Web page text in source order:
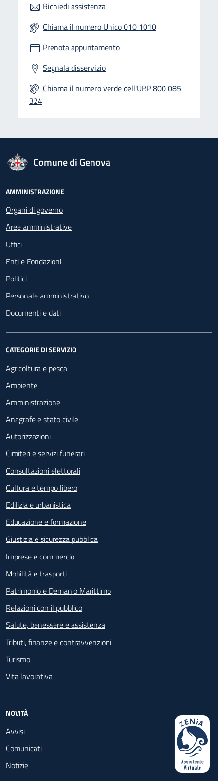
Richiedi assistenza
Chiama il numero Unico 010 1010
Prenota appuntamento
Segnala disservizio
Chiama il numero verde dell'URP 800 085
324
logo Unione Europea
Comune di Genova
Footer - Navigazione
AMMINISTRAZIONE
Organi di governo
Aree amministrative
Uffici
Enti e Fondazioni
Politici
Personale amministrativo
Documenti e dati
CATEGORIE DI SERVIZIO
Agricoltura e pesca
Ambiente
Amministrazione
Anagrafe e stato civile
Autorizzazioni
Cimiteri e servizi funerari
Consultazioni elettorali
Cultura e tempo libero
Edilizia e urbanistica
Educazione e formazione
Giustizia e sicurezza pubblica
Imprese e commercio
Mobilità e trasporti
Patrimonio e Demanio Marittimo
Relazioni con il pubblico
Salute, benessere e assistenza
Tributi, finanze e contravvenzioni
Turismo
Vita lavorativa
NOVITÀ
Avvisi
Comunicati
Notizie